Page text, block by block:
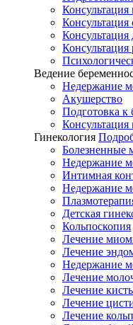
Консультация
Консультация
Консультация
Консультация
Ведение
Недержание
Акушерство
Подготовка к
Гинекология
Болезненные
Недержание
Интимная
Недержание
Детская
Кольпоскопия
Лечение
Лечение
Недержание
Лечение
Лечение
Лечение
Лечение